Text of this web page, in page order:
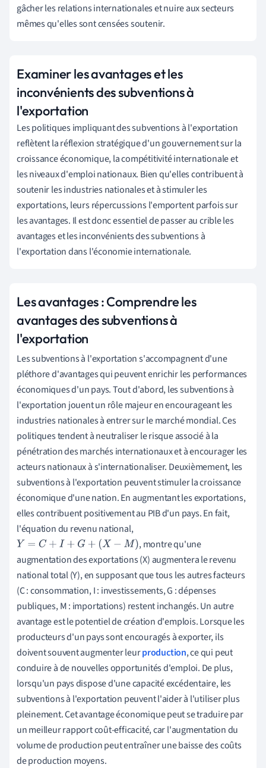
gâcher les relations internationales et nuire aux secteurs
mêmes qu'elles sont censées soutenir.
Examiner les avantages et les
inconvénients des subventions à
l'exportation
Les politiques impliquant des subventions à l'exportation
reflètent la réflexion stratégique d'un gouvernement sur la
croissance économique, la compétitivité internationale et
les niveaux d'emploi nationaux. Bien qu'elles contribuent à
soutenir les industries nationales et à stimuler les
exportations, leurs répercussions l'emportent parfois sur
les avantages. Il est donc essentiel de passer au crible les
avantages et les inconvénients des subventions à
l'exportation dans l'économie internationale.
Les avantages : Comprendre les
avantages des subventions à
l'exportation
Les subventions à l'exportation s'accompagnent d'une
pléthore d'avantages qui peuvent enrichir les performances
économiques d'un pays. Tout d'abord, les subventions à
l'exportation jouent un rôle majeur en encourageant les
industries nationales à entrer sur le marché mondial. Ces
politiques tendent à neutraliser le risque associé à la
pénétration des marchés internationaux et à encourager les
acteurs nationaux à s'internationaliser. Deuxièmement, les
subventions à l'exportation peuvent stimuler la croissance
économique d'une nation. En augmentant les exportations,
elles contribuent positivement au PIB d'un pays. En fait,
l'équation du revenu national,
Y= C+ +G +(X− M)
, montre qu'une
augmentation des exportations (X) augmentera le revenu
national total (Y), en supposant que tous les autres facteurs
(C : consommation, I : investissements, G : dépenses
publiques, M : importations) restent inchangés. Un autre
avantage est le potentiel de création d'emplois. Lorsque les
producteurs d'un pays sont encouragés à exporter, ils
doivent souvent augmenter leurproduction, ce qui peut
conduire à de nouvelles opportunités d'emploi. De plus,
lorsqu'un pays dispose d'une capacité excédentaire, les
subventions à l'exportation peuvent l'aider à l'utiliser plus
pleinement. Cet avantage économique peut se traduire par
un meilleur rapport coût-efficacité, car l'augmentation du
volume de production peut entraîner une baisse des coûts
de production moyens.